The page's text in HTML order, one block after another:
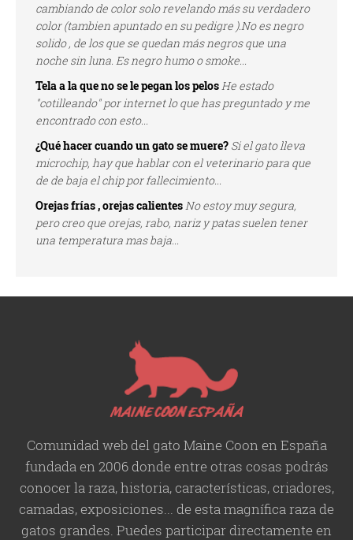
cambiando de color solo revelando más su verdadero
color (tambien apuntado en su pedigre ).No es negro
solido , de los que se quedan más negros que una
noche sin luna. Es negro humo o smoke...
Tela a la que no se le pegan los pelosHe estado
"cotilleando" por internet lo que has preguntado y me
encontrado con esto...
¿Qué hacer cuando un gato se muere? Si el gato lleva
microchip, hay que hablar con el veterinario para que
de de baja el chip por fallecimiento...
Orejas frías , orejas calientesNo estoy muy segura,
pero creo que orejas, rabo, nariz y patas suelen tener
una temperatura mas baja...
Comunidad web del gato Maine Coon en España
fundada en 2006 donde entre otras cosas podrás
conocer la raza, historia,características, criadores,
camadas, exposiciones... de esta magnífica raza de
gatos grandes. Puedes participar directamente en